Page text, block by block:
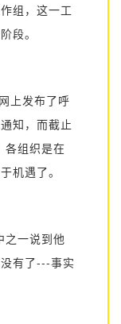
组，这一工
段。
上发布了呼
知，而截止
各组织是在
机遇了。
之一说到他
有了---事实